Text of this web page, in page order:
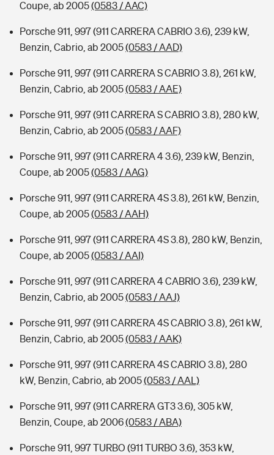
Coupe, ab 2005(0583 / AAC)
Porsche 911, 997 (911 CARRERA CABRIO 3.6), 239 kW,
Benzin, Cabrio, ab 2005(0583 / AAD)
Porsche 911, 997 (911 CARRERA S CABRIO 3.8), 261 kW,
Benzin, Cabrio, ab 2005(0583 / AAE)
Porsche 911, 997 (911 CARRERA S CABRIO 3.8), 280 kW,
Benzin, Cabrio, ab 2005(0583 / AAF)
Porsche 911, 997 (911 CARRERA 4 3.6), 239 kW, Benzin,
Coupe, ab 2005(0583 / AAG)
Porsche 911, 997 (911 CARRERA 4S 3.8), 261 kW, Benzin,
Coupe, ab 2005(0583 / AAH)
Porsche 911, 997 (911 CARRERA 4S 3.8), 280 kW, Benzin,
Coupe, ab 2005(0583 / AAI)
Porsche 911, 997 (911 CARRERA 4 CABRIO 3.6), 239 kW,
Benzin, Cabrio, ab 2005(0583 / AAJ)
Porsche 911, 997 (911 CARRERA 4S CABRIO 3.8), 261 kW,
Benzin, Cabrio, ab 2005(0583 / AAK)
Porsche 911, 997 (911 CARRERA 4S CABRIO 3.8), 280
kW, Benzin, Cabrio, ab 2005(0583 / AAL)
Porsche 911, 997 (911 CARRERA GT3 3.6), 305 kW,
Benzin, Coupe, ab 2006(0583 / ABA)
Porsche 911, 997 TURBO (911 TURBO 3.6), 353 kW,